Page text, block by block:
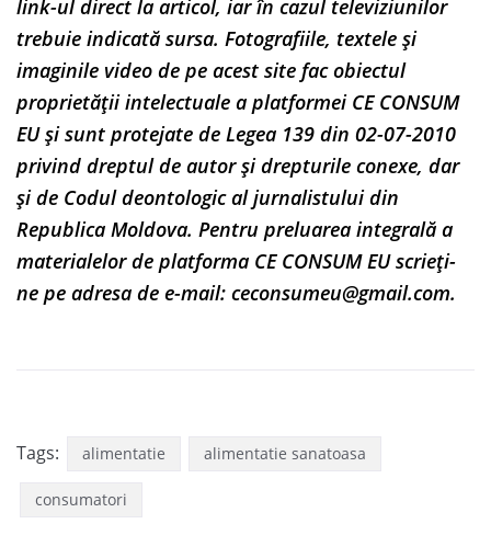
link-ul direct la articol, iar în cazul televiziunilor
trebuie indicată sursa. Fotografiile, textele și
imaginile video de pe acest site fac obiectul
proprietății intelectuale a platformei CE CONSUM
EU și sunt protejate de Legea 139 din 02-07-2010
privind dreptul de autor și drepturile conexe, dar
și de Codul deontologic al jurnalistului din
Republica Moldova. Pentru preluarea integrală a
materialelor de platforma CE CONSUM EU scrieți-
ne pe adresa de e-mail: ceconsumeu@gmail.com.
Tags: alimentatie alimentatie sanatoasa
consumatori